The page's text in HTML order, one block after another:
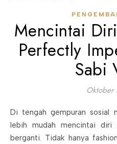
Mencintai
Perfectly
Sabi
Di tengah gempuran sosial media, apakah kamu merasa
lebih mudah mencintai diri
berganti. Tidak hanya